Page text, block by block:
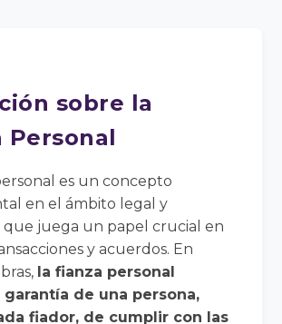
sobre la
Personal
es un concepto
en el ámbito legal y
que juega un papel crucial en
y acuerdos. En
la fianza personal
de una persona,
fiador, de cumplir con las